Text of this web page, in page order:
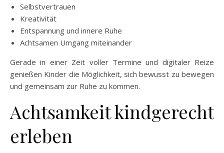
Selbstvertrauen
Kreativität
Entspannung und innere Ruhe
Achtsamen Umgang miteinander
Gerade in einer Zeit voller Termine und digitaler Reize
genießen Kinder die Möglichkeit, sich bewusst zu bewegen
und gemeinsam zur Ruhe zu kommen.
Achtsamkeit kindgerecht
erleben